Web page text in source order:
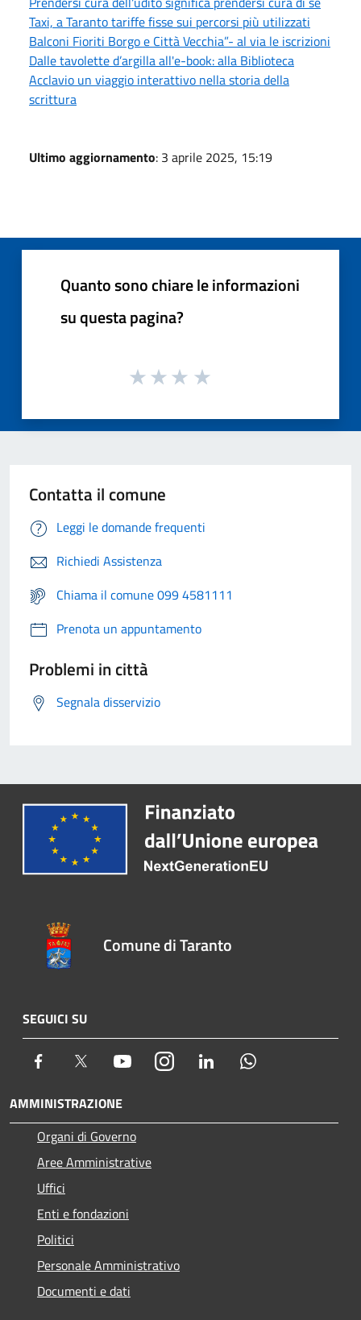
Taxi, a Taranto tariffe fisse sui percorsi più utilizzati
Balconi Fioriti Borgo e Città Vecchia”- al via le iscrizioni
Dalle tavolette d’argilla all'e-book: alla Biblioteca
Acclavio un viaggio interattivo nella storia della
scrittura
Ultimo aggiornamento: 3 aprile 2025, 15:19
Quanto sono chiare le informazioni
su questa pagina?
Contatta il comune
Leggi le domande frequenti
Richiedi Assistenza
Chiama il comune 099 4581111
Prenota un appuntamento
Problemi in città
Segnala disservizio
Comune di Taranto
SEGUICI SU
Facebook Twitter YoutubeInstagram LinkedIn
AMMINISTRAZIONE
Organi di Governo
Aree Amministrative
Uffici
Enti e fondazioni
Politici
Personale Amministrativo
Documenti e dati